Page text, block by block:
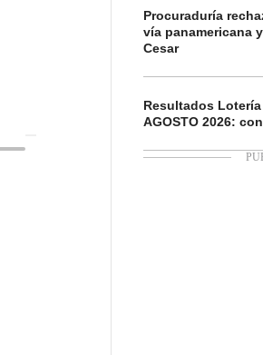
Procuraduría
vía panamericana
Cesar
Resultados
AGOSTO 2026: